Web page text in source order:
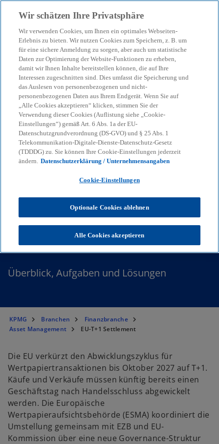
menu search
EU-T+1 Settlement
Überblick, Aufgaben und Lösungen
KPMG Branchen
Finanzbranche
Asset Management
EU-T+1 Settlement
Die EU verkürzt den Abwicklungszyklus für
Wertpapiertransaktionen bis Oktober 2027 auf T+1.
Käufe und Verkäufe müssen künftig bereits einen
Geschäftstag nach Handelsschluss abgewickelt
werden. Die Europäische
Wertpapieraufsichtsbehörde (ESMA) koordiniert die
Umstellung gemeinsam mit EZB und EU-
Kommission über eine neue Governance-Struktur
Wir schätzen Ihre Privatsphäre
Wir verwenden Cookies, um Ihnen ein optimales Webseiten-
Erlebnis zu bieten. Wir nutzen Cookies zum Speichern, z. B. um
für eine sichere Anmeldung zu sorgen, aber auch um statistische
Daten zur Optimierung der Website-Funktionen zu erheben,
damit wir Ihnen Inhalte bereitstellen können, die auf Ihre
Interessen zugeschnitten sind. Dies umfasst die Speicherung und
das Auslesen von personenbezogenen und nicht-
personenbezogenen Daten aus Ihrem Endgerät. Wenn Sie auf
„Alle Cookies akzeptieren“ klicken, stimmen Sie der
Verwendung dieser Cookies (Auflistung siehe „Cookie-
Einstellungen“) gemäß Art. 6 Abs. 1a der EU-
Datenschutzgrundverordnung (DS-GVO) und § 25 Abs. 1
Telekommunikation-Digitale-Dienste-Datenschutz-Gesetz
(TDDDG) zu. Sie können Ihre Cookie-Einstellungen jederzeit
ändern. Datenschutzerklärung / Unternehmensangaben
Cookie-Einstellungen
Optionale Cookies ablehnen
Alle Cookies akzeptieren